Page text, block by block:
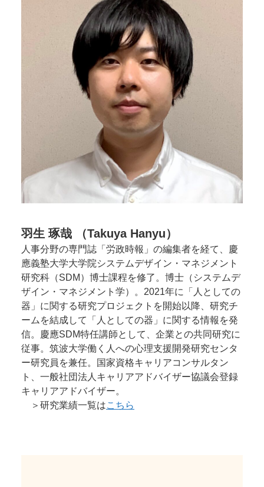
羽生 琢哉 （Takuya Hanyu）
人事分野の専門誌「労政時報」の編集者を経て、慶
應義塾大学大学院システムデザイン・マネジメント
研究科（SDM）博士課程を修了。博士（システムデ
ザイン・マネジメント学）。2021年に「人としての
器」に関する研究プロジェクトを開始以降、研究チ
ームを結成して「人としての器」に関する情報を発
信。慶應SDM特任講師として、企業との共同研究に
従事。筑波大学働く人への心理支援開発研究センタ
ー研究員を兼任。国家資格キャリアコンサルタン
ト、一般社団法人キャリアアドバイザー協議会登録
キャリアアドバイザー。
＞研究業績一覧はこちら